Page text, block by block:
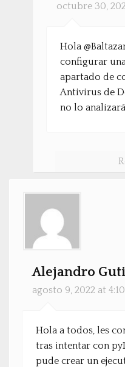
octubre 30,
Hola
configurar
apartado de
Antivirus de
no lo
Alejandro
agosto 9, 2022 at
Hola a todos, les
tras intentar con
pude crear un